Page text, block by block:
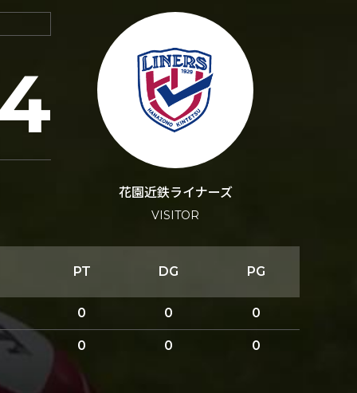
花園近鉄ライナーズ
VISITOR
PT DG PG
0 0 0
0 0 0